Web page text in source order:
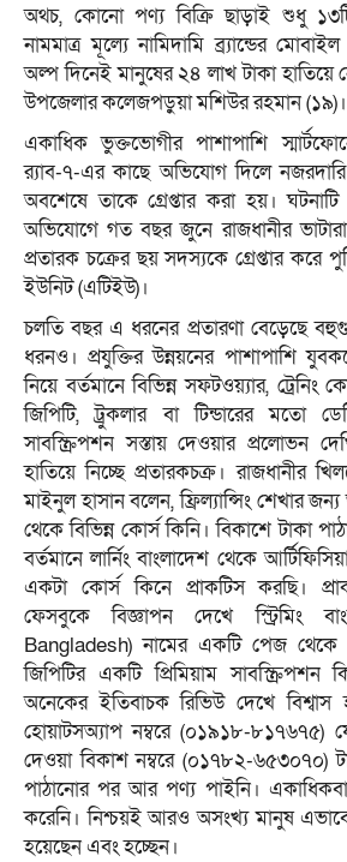
অথচ, কোনো পণ্য বিক্রি ছাড়াই শুধু
নামমাত্র মূল্যে নামিদামি ব্র্যান্ডের
অল্প দিনেই মানুষের ২৪ লাখ টাকা হাতিয়ে
উপজেলার কলেজপড়ুয়া মশিউর রহমান (১৯)।
একাধিক ভুক্তভোগীর পাশাপাশি
র‌্যাব-৭-এর কাছে অভিযোগ দিলে
অবশেষে তাকে গ্রেপ্তার করা হয়।
অভিযোগে গত বছর জুনে রাজধানীর
প্রতারক চক্রের ছয় সদস্যকে গ্রেপ্তার করে
ইউনিট (এটিইউ)।
চলতি বছর এ ধরনের প্রতারণা বেড়েছে
ধরনও। প্রযুক্তির উন্নয়নের পাশাপাশি
নিয়ে বর্তমানে বিভিন্ন সফটওয়্যার, ট্রেনিং
জিপিটি, ট্রুকলার বা টিন্ডারের মতো
সাবস্ক্রিপশন সস্তায় দেওয়ার প্রলোভন
হাতিয়ে নিচ্ছে প্রতারকচক্র। রাজধানীর
মাইনুল হাসান বলেন, ফ্রিল্যান্সিং শেখার
থেকে বিভিন্ন কোর্স কিনি। বিকাশে টাকা
বর্তমানে লার্নিং বাংলাদেশ থেকে
একটা কোর্স কিনে প্রাকটিস করছি।
ফেসবুকে বিজ্ঞাপন দেখে স্ট্রিমিং
Bangladesh) নামের একটি পেজ থেকে
জিপিটির একটি প্রিমিয়াম সাবস্ক্রিপশন
অনেকের ইতিবাচক রিভিউ দেখে বিশ্বাস
হোয়াটসঅ্যাপ নম্বরে (০১৯১৮-৮১৭৬৭৫)
দেওয়া বিকাশ নম্বরে (০১৭৮২-৬৫৩০৭০)
পাঠানোর পর আর পণ্য পাইনি।
করেনি। নিশ্চয়ই আরও অসংখ্য মানুষ এভাবে
হয়েছেন এবং হচ্ছেন।